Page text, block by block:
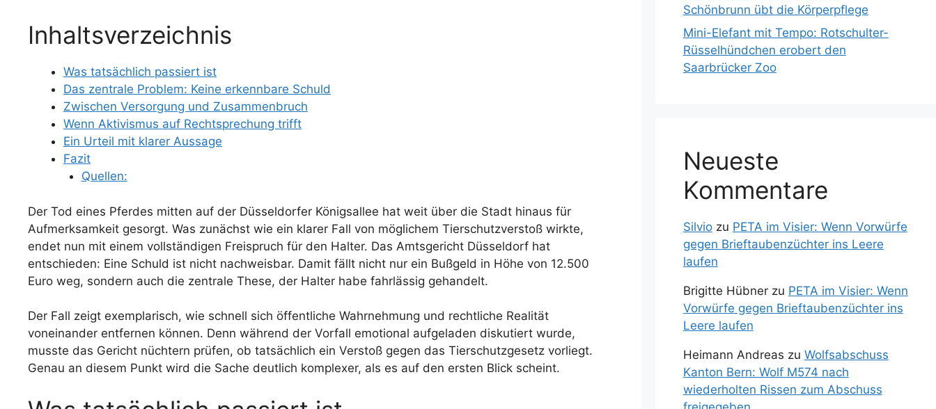
Inhaltsverzeichnis
Was tatsächlich passiert ist
Das zentrale Problem: Keine erkennbare Schuld
Zwischen Versorgung und Zusammenbruch
Wenn Aktivismus auf Rechtsprechung trifft
Ein Urteil mit klarer Aussage
Fazit
Quellen:
Der Tod eines Pferdes mitten auf der Düsseldorfer Königsallee hat weit über die Stadt hinaus für
Aufmerksamkeit gesorgt. Was zunächst wie ein klarer Fall von möglichem Tierschutzverstoß wirkte,
endet nun mit einem vollständigen Freispruch für den Halter. Das Amtsgericht Düsseldorf hat
entschieden: Eine Schuld ist nicht nachweisbar. Damit fällt nicht nur ein Bußgeld in Höhe von 12.500
Euro weg, sondern auch die zentrale These, der Halter habe fahrlässig gehandelt.
Der Fall zeigt exemplarisch, wie schnell sich öffentliche Wahrnehmung und rechtliche Realität
voneinander entfernen können. Denn während der Vorfall emotional aufgeladen diskutiert wurde,
musste das Gericht nüchtern prüfen, ob tatsächlich ein Verstoß gegen das Tierschutzgesetz vorliegt.
Genau an diesem Punkt wird die Sache deutlich komplexer, als es auf den ersten Blick scheint.
Schönbrunn übt die Körperpflege
Mini-Elefant mit Tempo: Rotschulter-
Rüsselhündchen erobert den
Saarbrücker Zoo
Neueste
Kommentare
Silviozu PETA im Visier: Wenn Vorwürfe
gegen Brieftaubenzüchter ins Leere
laufen
Brigitte Hübnerzu PETA im Visier: Wenn
Vorwürfe gegen Brieftaubenzüchter ins
Leere laufen
Heimann Andreas zu Wolfsabschuss
Kanton Bern: Wolf M574 nach
wiederholten Rissen zum Abschuss